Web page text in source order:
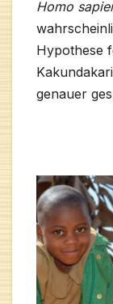
Homo
Hypothese
genauer